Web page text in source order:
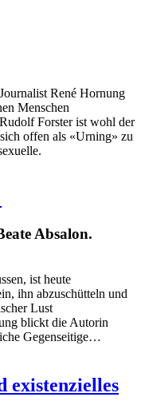
René Hornung
Menschen
Forster ist wohl der
offen als «Urning» zu
Absalon.
ist heute
ihn abzuschütteln und
Lust
blickt die Autorin
Gegenseitige…
existenzielles